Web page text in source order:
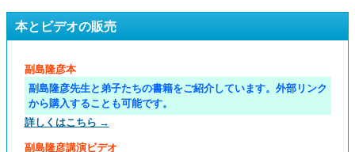
本とビデオの販売
副島隆彦本
副島隆彦先生と弟子たちの書籍をご紹介しています。外部リンク
から購入することも可能です。
詳しくはこちら →
副島隆彦講演ビデオ